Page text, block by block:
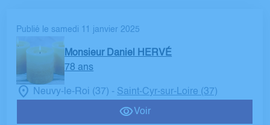
Publié le samedi 11 janvier 2025
Monsieur Daniel HERVÉ
78 ans
Neuvy-le-Roi (37) - Saint-Cyr-sur-Loire (37)
Voir